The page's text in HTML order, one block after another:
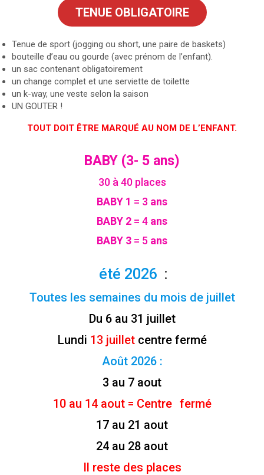
TENUE OBLIGATOIRE
Tenue de sport (jogging ou short, une paire de baskets)
bouteille d’eau ou gourde (avec prénom de l’enfant).
un sac contenant obligatoirement
un change complet et une serviette de toilette
un k-way, une veste selon la saison
UN GOUTER !
TOUT DOIT ÊTRE MARQUÉ AU NOM DE L’ENFANT.
BABY (3- 5 ans)
30 à 40 places
BABY 1 = 3 ans
BABY 2 = 4 ans
BABY 3 = 5 ans
été 2026 :
Toutes les semaines du mois de juillet
Du 6 au 31 juillet
Lundi 13 juillet centre fermé
Août 2026 :
3 au 7 aout
10 au 14 aout = Centre fermé
17 au 21 aout
24 au 28 aout
Il reste des places